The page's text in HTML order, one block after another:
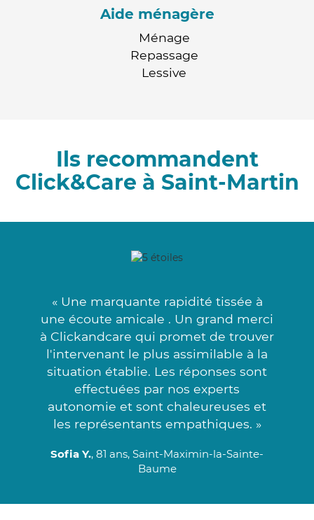
Aide ménagère
Ménage
Repassage
Lessive
Ils recommandent
Click&Care à Saint-Martin
« Une marquante rapidité tissée à
une écoute amicale . Un grand merci
à Clickandcare qui promet de trouver
l'intervenant le plus assimilable à la
situation établie. Les réponses sont
effectuées par nos experts
autonomie et sont chaleureuses et
les représentants empathiques. »
Sofia Y., 81 ans, Saint-Maximin-la-Sainte-
Baume